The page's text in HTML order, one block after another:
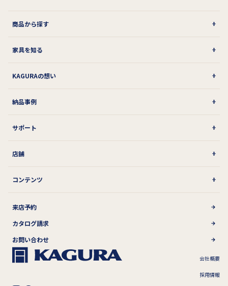
商品から探す
家具を知る
KAGURAの想い
納品事例
サポート
店舗
コンテンツ
来店予約
カタログ請求
お問い合わせ
会社概要
採用情報